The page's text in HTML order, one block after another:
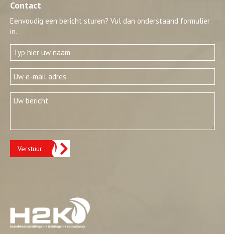
Contact
Eenvoudig een bericht sturen? Vul dan onderstaand formulier
in.
Verstuur